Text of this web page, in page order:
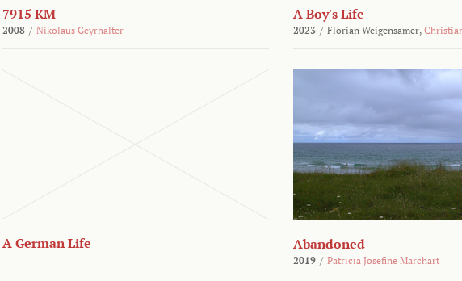
7915 KM
2008 / Nikolaus Geyrhalter
A Boy's Life
2023 / Florian Weigensamer,
A German Life Abandoned
2019 / Patricia Josefine Marchart